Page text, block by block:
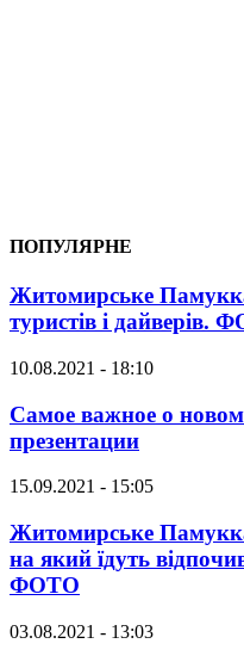
ПОПУЛЯРНЕ
Житомирське
туристів і дайверів.
10.08.2021 - 18:10
Самое важное о
презентации
15.09.2021 - 15:05
Житомирське
на який їдуть
ФОТО
03.08.2021 - 13:03